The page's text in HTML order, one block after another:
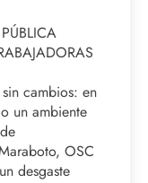
cambios: en
un ambiente
OSC
desgaste